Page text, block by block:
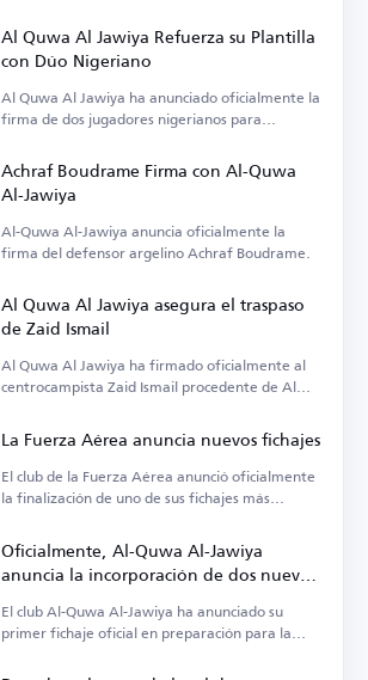
Al Quwa Al Jawiya Refuerza su Plantilla
con Dúo Nigeriano
Al Quwa Al Jawiya ha anunciado oficialmente la
firma de dos jugadores nigerianos para
Achraf Boudrame Firma con Al-Quwa
Al-Jawiya
Al-Quwa Al-Jawiya anuncia oficialmente la
firma del defensor argelino Achraf Boudrame.
Al Quwa Al Jawiya asegura el traspaso
de Zaid Ismail
Al Quwa Al Jawiya ha firmado oficialmente al
centrocampista Zaid Ismail procedente de Al
La Fuerza Aérea anuncia nuevos fichajes
El club de la Fuerza Aérea anunció oficialmente
la finalización de uno de sus fichajes más
Oficialmente, Al-Quwa Al-Jawiya
anuncia la incorporación de dos nuevos
jugadores
El club Al-Quwa Al-Jawiya ha anunciado su
primer fichaje oficial en preparación para la